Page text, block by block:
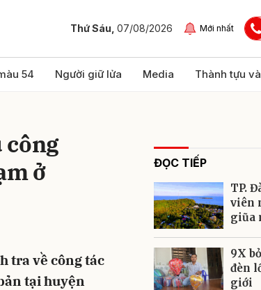
Thứ Sáu, 07/08/2026 Mới nhất
54 Người giữ lửa Media Thành tựu
công
ở
tra về công tác
tại huyện
ĐỌC TIẾP
TP.
viên
giũa
9X
đèn
giới
Gửi